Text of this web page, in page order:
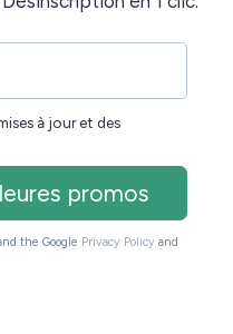
proche du papier est